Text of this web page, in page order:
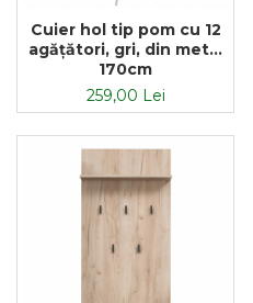
Cuier hol tip pom cu 12
agățători, gri, din metal
170cm
259,00 Lei